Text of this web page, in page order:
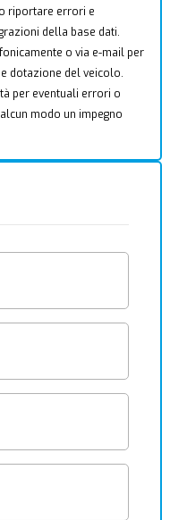
riportare errori e
della base dati.
o via e-mail per
dotazione del veicolo.
per eventuali errori o
modo un impegno